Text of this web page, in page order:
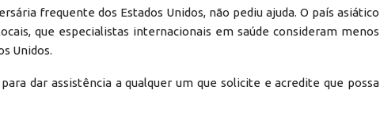
frequente dos Estados Unidos, não pediu ajuda. O país asiático
que especialistas internacionais em saúde consideram menos
Unidos.
dar assistência a qualquer um que solicite e acredite que possa